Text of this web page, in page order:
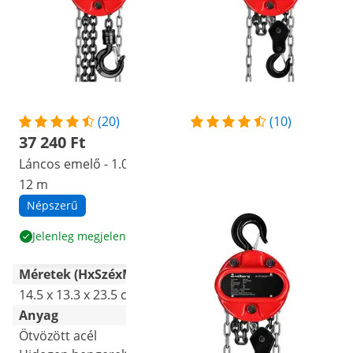
(20)
37 240 Ft
Láncos emelő - 1.000 kg -
12 m
Népszerű
Jelenleg megjelenített
(10)
Termék megtekintése
Méretek (HxSzéxMa)
14.5 x 13.3 x 23.5 cm
31 x 18 x 14.5 cm
Anyag
Ötvözött acél
Ötvözött acél